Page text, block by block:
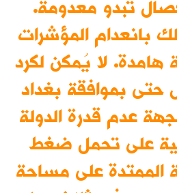
تبدو معدومة.
بانعدام المؤشرات
هامدة. لا يُمكن لكرد
حتى بموافقة بغداد
عدم قدرة الدولة
على تحمل ضغط
الممتدة على مساحة